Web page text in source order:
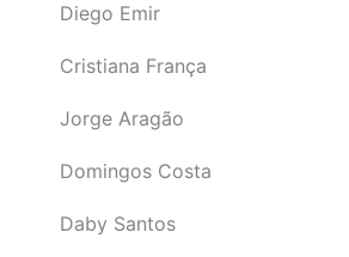
Diego Emir
Cristiana França
Jorge Aragão
Domingos Costa
Daby Santos